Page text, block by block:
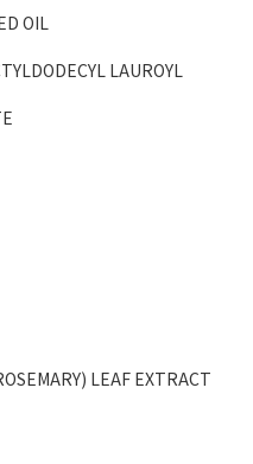
OIL
LAUROYL
LEAF EXTRACT